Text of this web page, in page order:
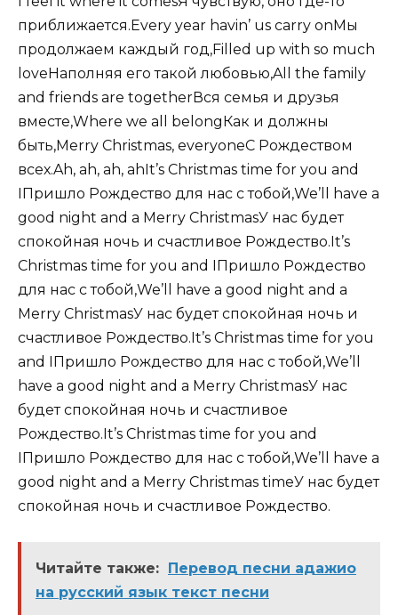
приближается.Every year havin’ us carry onМы
продолжаем каждый год,Filled up with so much
loveНаполняя его такой любовью,All the family
and friends are togetherВся семья и друзья
вместе,Where we all belongКак и должны
быть,Merry Christmas, everyoneС Рождеством
всех.Ah, ah, ah, ahIt’s Christmas time for you and
IПришло Рождество для нас с тобой,We’ll have a
good night and a Merry ChristmasУ нас будет
спокойная ночь и счастливое Рождество.It’s
Christmas time for you and IПришло Рождество
для нас с тобой,We’ll have a good night and a
Merry ChristmasУ нас будет спокойная ночь и
счастливое Рождество.It’s Christmas time for you
and IПришло Рождество для нас с тобой,We’ll
have a good night and a Merry ChristmasУ нас
будет спокойная ночь и счастливое
Рождество.It’s Christmas time for you and
IПришло Рождество для нас с тобой,We’ll have a
good night and a Merry Christmas timeУ нас будет
спокойная ночь и счастливое Рождество.
Читайте также: Перевод песни адажио
на русский язык текст песни